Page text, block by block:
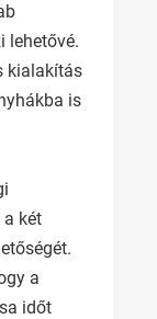
lehetővé.
kialakítás
is
a két
a
időt